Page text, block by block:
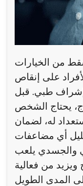
من الخيارات
على إنقاص
إشراف طبي. قبل
يحتاج الشخص
له، لضمان
أي مضاعفات
والجسدي يلعب
ويزيد من فعالية